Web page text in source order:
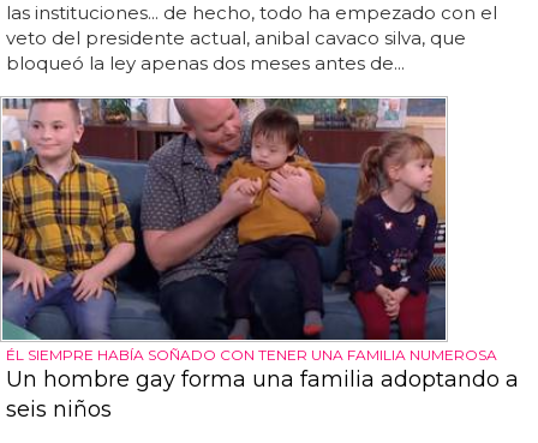
las instituciones... de hecho, todo ha empezado con el
veto del presidente actual, anibal cavaco silva, que
bloqueó la ley apenas dos meses antes de...
ÉL SIEMPRE HABÍA SOÑADO CON TENER UNA FAMILIA NUMEROSA
Un hombre gay forma una familia adoptando a
seis niños